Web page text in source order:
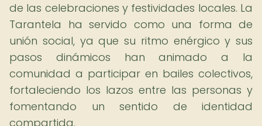
de las celebraciones y festividades locales. La
Tarantela ha servido como una forma de
unión social, ya que su ritmo enérgico y sus
pasos dinámicos han animado a la
comunidad a participar en bailes colectivos,
fortaleciendo los lazos entre las personas y
fomentando un sentido de identidad
compartida.